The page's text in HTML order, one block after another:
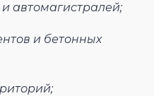
автомагистралей;
и бетонных